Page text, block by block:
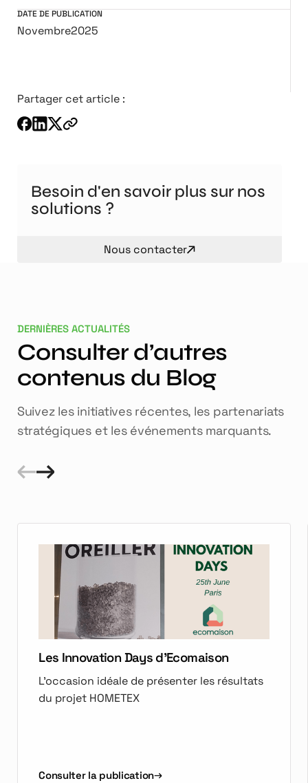
Partager cet article :
Besoin d'en savoir plus sur nos
solutions ?
Nous contacter
DATE DE PUBLICATION
Novembre2025
DERNIÈRES ACTUALITÉS
Consulter d’autres
contenus du Blog
Suivez les initiatives récentes, les partenariats
stratégiques et les événements marquants.
Les Innovation Days d'Ecomaison
L'occasion idéale de présenter les résultats
du projet HOMETEX
Consulter la publication